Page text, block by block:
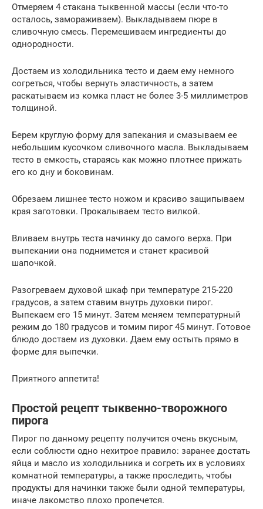
Отмеряем 4 стакана тыквенной массы (если что-то
осталось, замораживаем). Выкладываем пюре в
сливочную смесь. Перемешиваем ингредиенты до
однородности.
Достаем из холодильника тесто и даем ему немного
согреться, чтобы вернуть эластичность, а затем
раскатываем из комка пласт не более 3-5 миллиметров
толщиной.
Берем круглую форму для запекания и смазываем ее
небольшим кусочком сливочного масла. Выкладываем
тесто в емкость, стараясь как можно плотнее прижать
его ко дну и боковинам.
Обрезаем лишнее тесто ножом и красиво защипываем
края заготовки. Прокалываем тесто вилкой.
Вливаем внутрь теста начинку до самого верха. При
выпекании она поднимется и станет красивой
шапочкой.
Разогреваем духовой шкаф при температуре 215-220
градусов, а затем ставим внутрь духовки пирог.
Выпекаем его 15 минут. Затем меняем температурный
режим до 180 градусов и томим пирог 45 минут. Готовое
блюдо достаем из духовки. Даем ему остыть прямо в
форме для выпечки.
Приятного аппетита!
Простой рецепт тыквенно-творожного
пирога
Пирог по данному рецепту получится очень вкусным,
если соблюсти одно нехитрое правило: заранее достать
яйца и масло из холодильника и согреть их в условиях
комнатной температуры, а также проследить, чтобы
продукты для начинки также были одной температуры,
иначе лакомство плохо пропечется.